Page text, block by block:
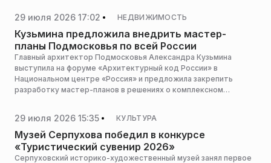
29 июля 2026 17:02 НЕДВИЖИМОСТЬ
Кузьмина предложила внедрить мастер-
планы Подмосковья по всей России
Главный архитектор Подмосковья Александра Кузьмина
выступила на форуме «Архитектурный код России» в
Национальном центре «Россия» и предложила закрепить
разработку мастер-планов в решениях о комплексном
градостроительству Московской области.
29 июля 2026 15:35 КУЛЬТУРА
Музей Серпухова победил в конкурсе
«Туристический сувенир 2026»
Серпуховский историко-художественный музей занял первое